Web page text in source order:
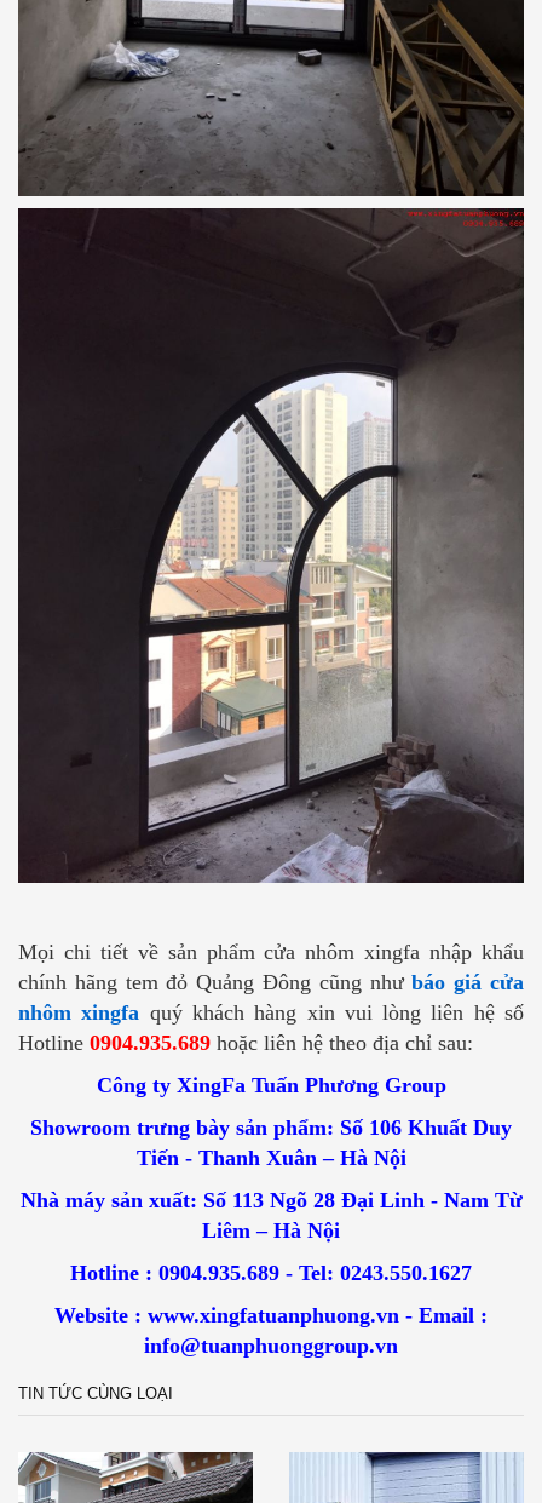
Mọi chi tiết về sản phẩm cửa nhôm xingfa nhập khẩu
chính hãng tem đỏ Quảng Đông cũng nhưbáo giá cửa
nhôm xingfa quý khách hàng xin vui lòng liên hệ số
Hotline 0904.935.689 hoặc liên hệ theo địa chỉ sau:
Công ty XingFa Tuấn Phương Group
Showroom trưng bày sản phẩm: Số 106 Khuất Duy
Tiến - Thanh Xuân – Hà Nội
Nhà máy sản xuất: Số 113 Ngõ 28 Đại Linh - Nam Từ
Liêm – Hà Nội
Hotline : 0904.935.689 - Tel: 0243.550.1627
Website : www.xingfatuanphuong.vn - Email :
info@tuanphuonggroup.vn
TIN TỨC CÙNG LOẠI